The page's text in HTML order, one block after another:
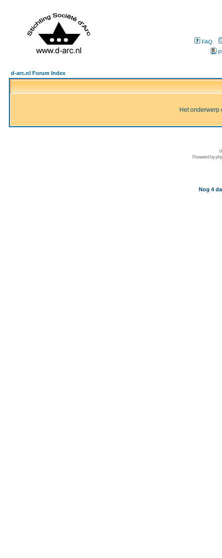
FAQ
d-arc.nl Forum Index
Het onderwerp
Powered by
Nog 4